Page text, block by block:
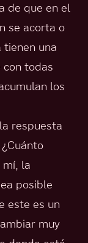
de que en el
se acorta o
tienen una
todas
los
respuesta
la
posible
este es un
muy